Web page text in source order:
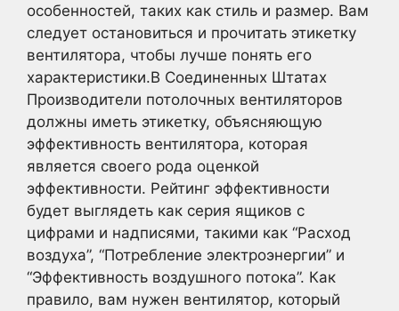
особенностей, таких как стиль и размер. Вам
следует остановиться и прочитать этикетку
вентилятора, чтобы лучше понять его
характеристики.В Соединенных Штатах
Производители потолочных вентиляторов
должны иметь этикетку, объясняющую
эффективность вентилятора, которая
является своего рода оценкой
эффективности. Рейтинг эффективности
будет выглядеть как серия ящиков с
цифрами и надписями, такими как “Расход
воздуха”, “Потребление электроэнергии” и
“Эффективность воздушного потока”. Как
правило, вам нужен вентилятор, который